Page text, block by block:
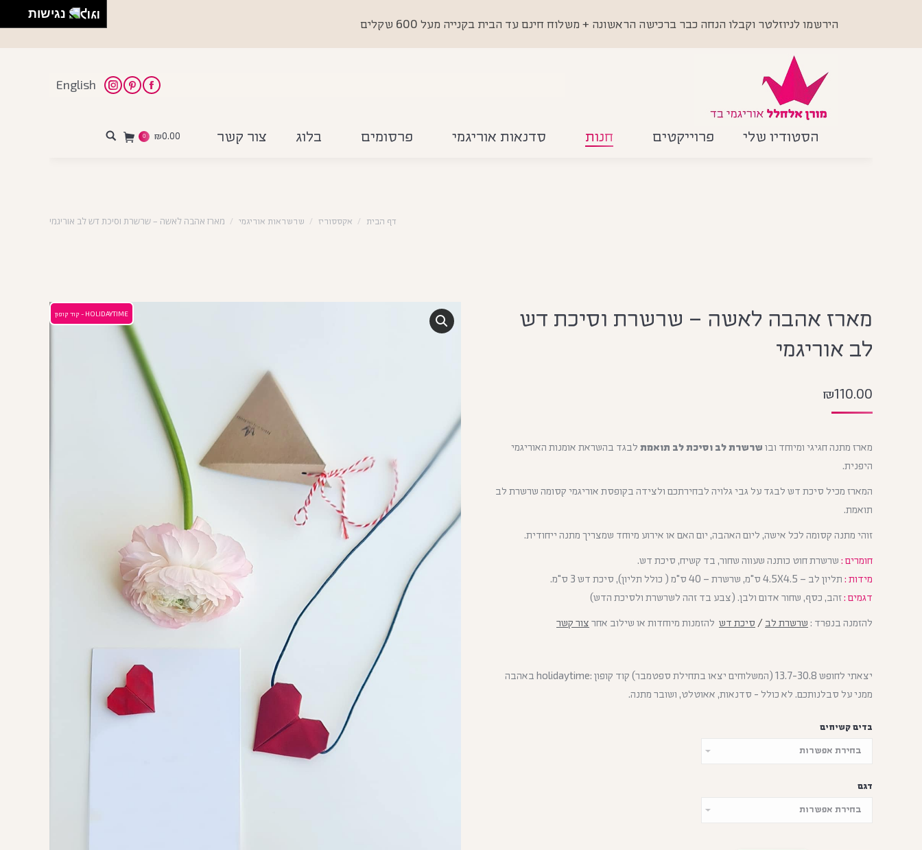
Facebook
Pinterest
Instagram
English
הסטודיו שלי פרוייקטים חנות סדנאות אוריגמי פרסומים בלוג צור קשר ₪0.00
0
Search:
דף הבית אקססוריז שרשראות אוריגמי מארז אהבה לאשה – שרשרת וסיכת דש לב אוריגמי
HOLIDAYTIME - קוד קופון
מארז אהבה לאשה – שרשרת וסיכת דש
לב אוריגמי
₪110.00
מארז מתנה חגיגי ומיוחד ובו שרשרת לב וסיכת לב תואמת לבגד בהשראת אומנות האוריגמי
היפנית.
המארז מכיל סיכת דש לבגד על גבי גלויה לבחירתכם ולצידה בקופסת אוריגמי קסומה שרשרת לב
תואמת.
זוהי מתנה קסומה לכל אישה, ליום האהבה, יום האם או אירוע מיוחד שמצריך מתנה ייחודית.
חומרים : שרשרת חוט כותנה שעווה שחור, בד קשיח, סיכת דש.
מידות : תליון לב – 4.5X4.5 ס"מ, שרשרת – 40 ס"מ ( כולל תליון), סיכת דש 3 ס"מ.
דגמים :זהב, כסף, שחור אדום ולבן. (צבע בד זהה לשרשרת ולסיכת הדש)
להזמנה בנפרד : שרשרת לב / סיכת דש להזמנות מיוחדות או שילוב אחר צור קשר
יצאתי לחופש 13.7-30.8 (המשלוחים יצאו בתחילת ספטמבר) קוד קופון :holidaytime באהבה
ממני על סבלנותכם. לא כולל - סדנאות, אאוטלט, ושובר מתנה.
בדים קשיחים
דגם
הירשמו לניוזלטר וקבלו הנחה כבר ברכישה הראשונה + משלוח חינם עד הבית בקנייה מעל 600 שקלים
נגישות